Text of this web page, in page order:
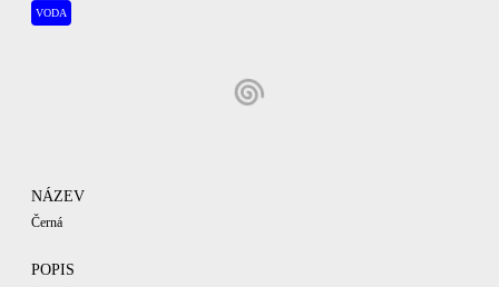
VODA
NÁZEV
Černá
POPIS